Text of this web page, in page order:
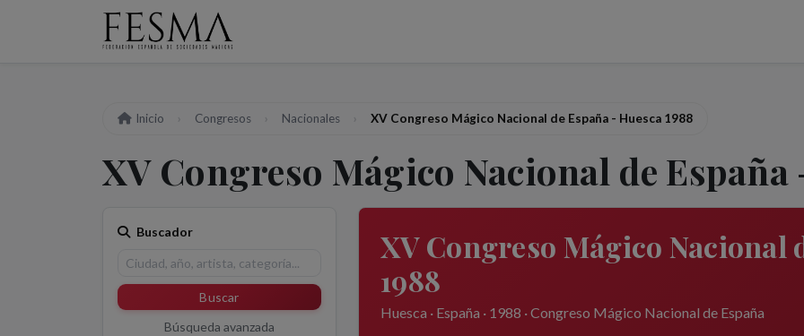
Inicio Congresos Nacionales XV Congreso Mágico Nacional de España - Huesca 1988
XV Congreso Mágico Nacional de España
Buscador
Buscar
Búsqueda avanzada
XV Congreso Mágico Nacional
1988
Huesca · España · 1988 · Congreso Mágico Nacional de España